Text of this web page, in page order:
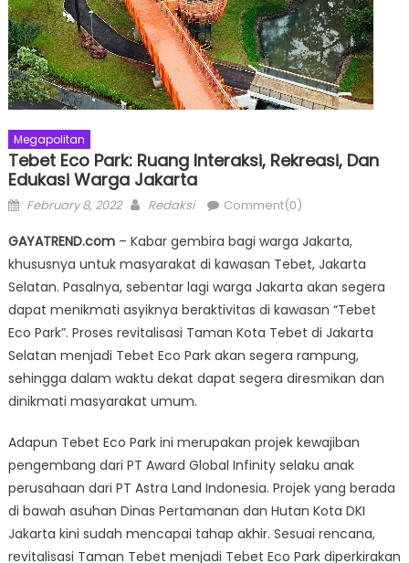
Megapolitan
Tebet Eco Park: Ruang Interaksi, Rekreasi, Dan
Edukasi Warga Jakarta
Posted
February 8, 2022 Author
Redaksi Comment(0)
GAYATREND.com– Kabar gembira bagi warga Jakarta,
khususnya untuk masyarakat di kawasan Tebet, Jakarta
Selatan. Pasalnya, sebentar lagi warga Jakarta akan segera
dapat menikmati asyiknya beraktivitas di kawasan “Tebet
Eco Park”. Proses revitalisasi Taman Kota Tebet di Jakarta
Selatan menjadi Tebet Eco Park akan segera rampung,
sehingga dalam waktu dekat dapat segera diresmikan dan
dinikmati masyarakat umum.
Adapun Tebet Eco Park ini merupakan projek kewajiban
pengembang dari PT Award Global Infinity selaku anak
perusahaan dari PT Astra Land Indonesia. Projek yang berada
di bawah asuhan Dinas Pertamanan dan Hutan Kota DKI
Jakarta kini sudah mencapai tahap akhir. Sesuai rencana,
revitalisasi Taman Tebet menjadi Tebet Eco Park diperkirakan